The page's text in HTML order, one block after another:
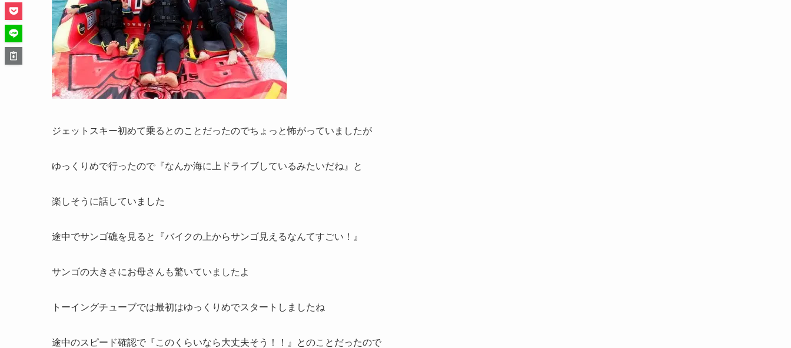
ジェットスキー初めて乗るとのことだったのでちょっと怖がっていましたが
ゆっくりめで行ったので『なんか海に上ドライブしているみたいだね』と
楽しそうに話していました
途中でサンゴ礁を見ると『バイクの上からサンゴ見えるなんてすごい！』
サンゴの大きさにお母さんも驚いていましたよ
トーイングチューブでは最初はゆっくりめでスタートしましたね
途中のスピード確認で『このくらいなら大丈夫そう！！』とのことだったので